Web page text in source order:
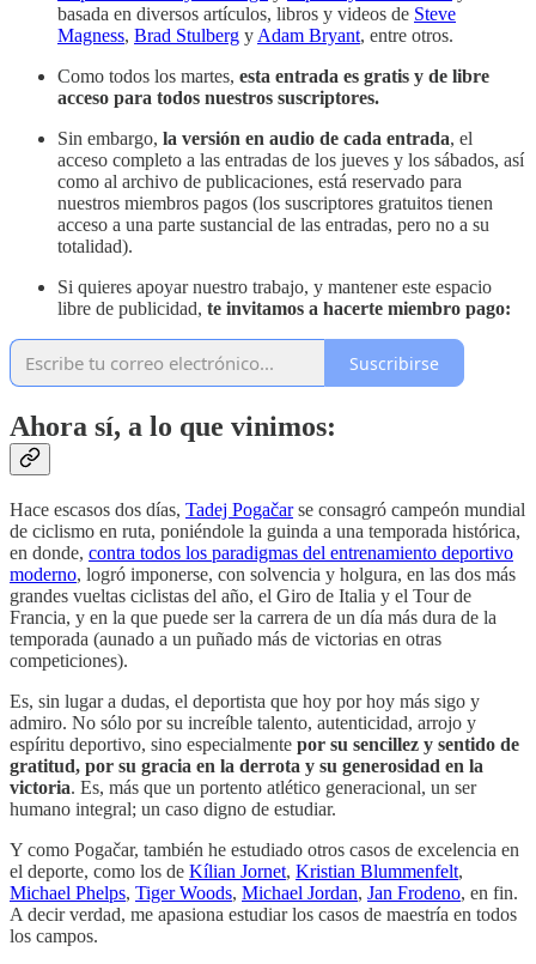
basada en diversos artículos, libros y videos de Steve
Magness, Brad Stulberg y Adam Bryant, entre otros.
Como todos los martes, esta entrada es gratis y de libre
acceso para todos nuestros suscriptores.
Sin embargo, la versión en audio de cada entrada, el
acceso completo a las entradas de los jueves y los sábados, así
como al archivo de publicaciones, está reservado para
nuestros miembros pagos (los suscriptores gratuitos tienen
acceso a una parte sustancial de las entradas, pero no a su
totalidad).
Si quieres apoyar nuestro trabajo, y mantener este espacio
libre de publicidad, te invitamos a hacerte miembro pago:
Suscribirse
Ahora sí, a lo que vinimos:
Hace escasos dos días, Tadej Pogačarse consagró campeón mundial
de ciclismo en ruta, poniéndole la guinda a una temporada histórica,
en donde, contra todos los paradigmas del entrenamiento deportivo
moderno, logró imponerse, con solvencia y holgura, en las dos más
grandes vueltas ciclistas del año, el Giro de Italia y el Tour de
Francia, y en la que puede ser la carrera de un día más dura de la
temporada (aunado a un puñado más de victorias en otras
competiciones).
Es, sin lugar a dudas, el deportista que hoy por hoy más sigo y
admiro. No sólo por su increíble talento, autenticidad, arrojo y
espíritu deportivo, sino especialmente por su sencillez y sentido de
gratitud, por su gracia en la derrota y su generosidad en la
victoria. Es, más que un portento atlético generacional, un ser
humano integral; un caso digno de estudiar.
Y como Pogačar, también he estudiado otros casos de excelencia en
el deporte, como los de Kílian Jornet, Kristian Blummenfelt,
Michael Phelps, Tiger Woods, Michael Jordan, Jan Frodeno, en fin.
A decir verdad, me apasiona estudiar los casos de maestría en todos
los campos.